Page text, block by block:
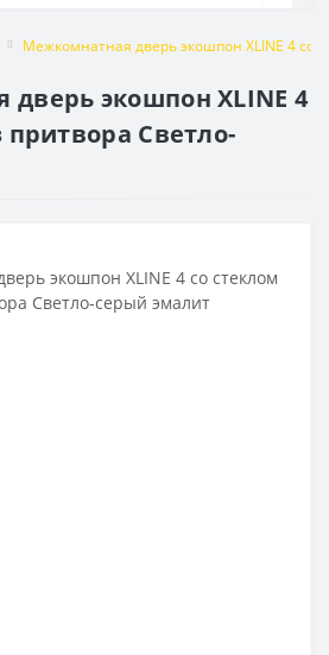
Межкомнатная дверь экошпон XLINE 4 со
экошпон XLINE 4
притвора Светло-